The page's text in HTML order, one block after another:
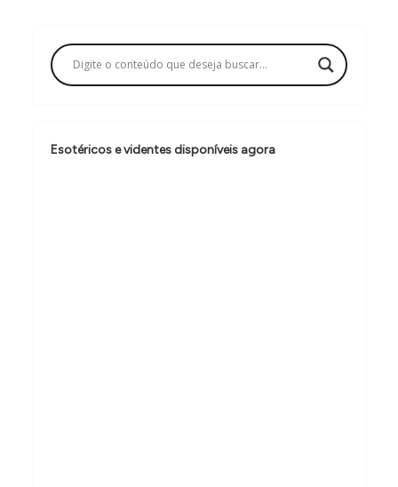
ç
ã
d
Esotéricos e videntes disponíveis agora